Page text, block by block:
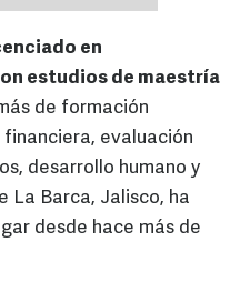
en
estudios de maestría
de formación
evaluación
desarrollo humano y
La Barca, Jalisco, ha
desde hace más de